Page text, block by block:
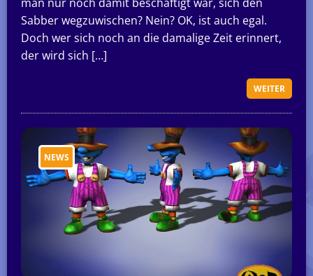
Sabber wegzuwischen? Nein? OK, ist auch egal.
Doch wer sich noch an die damalige Zeit erinnert,
der wird sich […]
WEITER
NEWS